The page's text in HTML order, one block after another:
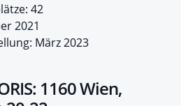
42
2021
März 2023
1160 Wien,